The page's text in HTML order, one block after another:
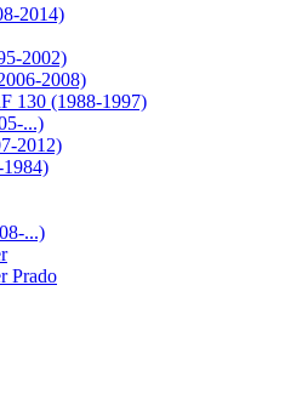
2014)
2002)
2008)
130 (1988-1997)
...)
2012)
...)
Prado